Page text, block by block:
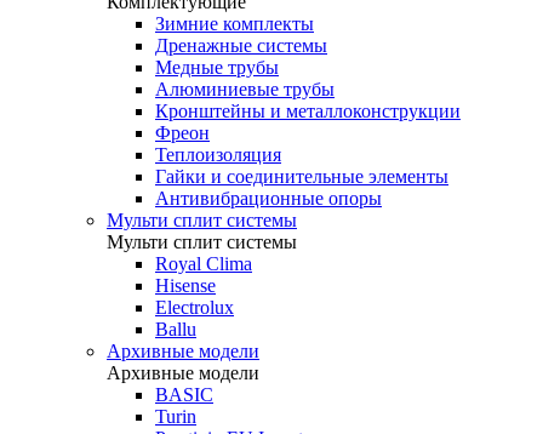
Зимние комплекты
Дренажные системы
Медные трубы
Алюминиевые трубы
Кронштейны и металлоконструкции
Фреон
Теплоизоляция
Гайки и соединительные элементы
Антивибрационные опоры
Мульти сплит системы
Мульти сплит системы
Royal Clima
Hisense
Electrolux
Ballu
Архивные модели
Архивные модели
BASIC
Turin